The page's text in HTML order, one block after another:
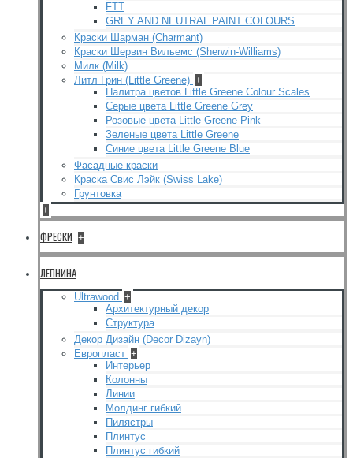
FTT
GREY AND NEUTRAL PAINT COLOURS
Краски Шарман (Charmant)
Краски Шервин Вильемс (Sherwin-Williams)
Милк (Milk)
Литл Грин (Little Greene) +
Палитра цветов Little Greene Colour Scales
Серые цвета Little Greene Grey
Розовые цвета Little Greene Pink
Зеленые цвета Little Greene
Синие цвета Little Greene Blue
Фасадные краски
Краска Свис Лэйк (Swiss Lake)
Грунтовка
+
ФРЕСКИ +
ЛЕПНИНА
Ultrawood +
Архитектурный декор
Структура
Декор Дизайн (Decor Dizayn)
Европласт +
Интерьер
Колонны
Линии
Молдинг гибкий
Пилястры
Плинтус
Плинтус гибкий